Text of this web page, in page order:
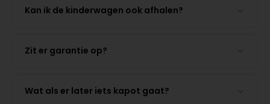
Kan ik de kinderwagen ook afhalen?
Zit er garantie op?
Wat als er later iets kapot gaat?